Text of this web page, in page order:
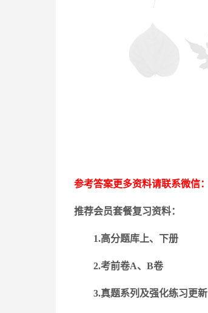
参考答案更多资料请联系微信：
推荐会员套餐复习资料：
1.高分题库上、下册
2.考前卷A、B卷
3.真题系列及强化练习更新